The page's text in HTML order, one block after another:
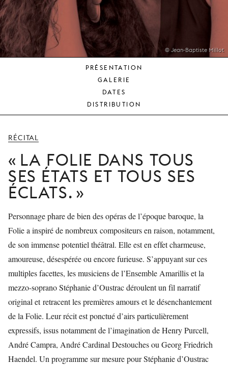
JEUNE
PUBLIC
LA
MONNAIE
SOUTENIR
© Jean-Baptiste Millot
PRÉSENTATION
GALERIE
DATES
DISTRIBUTION
RÉCITAL
LA FOLIE DANS TOUS
SES ÉTATS ET TOUS SES
ÉCLATS.
Personnage phare de bien des opéras de l’époque baroque, la
Folie a inspiré de nombreux compositeurs en raison, notamment,
de son immense potentiel théâtral. Elle est en effet charmeuse,
amoureuse, désespérée ou encore furieuse. S’appuyant sur ces
multiples facettes, les musiciens de l’Ensemble Amarillis et la
mezzo-soprano Stéphanie d’Oustrac déroulent un fil narratif
original et retracent les premières amours et le désenchantement
de la Folie. Leur récit est ponctué d’airs particulièrement
expressifs, issus notamment de l’imagination de Henry Purcell,
André Campra, André Cardinal Destouches ou Georg Friedrich
Haendel. Un programme sur mesure pour Stéphanie d’Oustrac